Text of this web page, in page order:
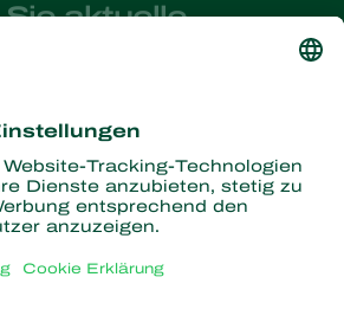
aktuelle
und Informationen